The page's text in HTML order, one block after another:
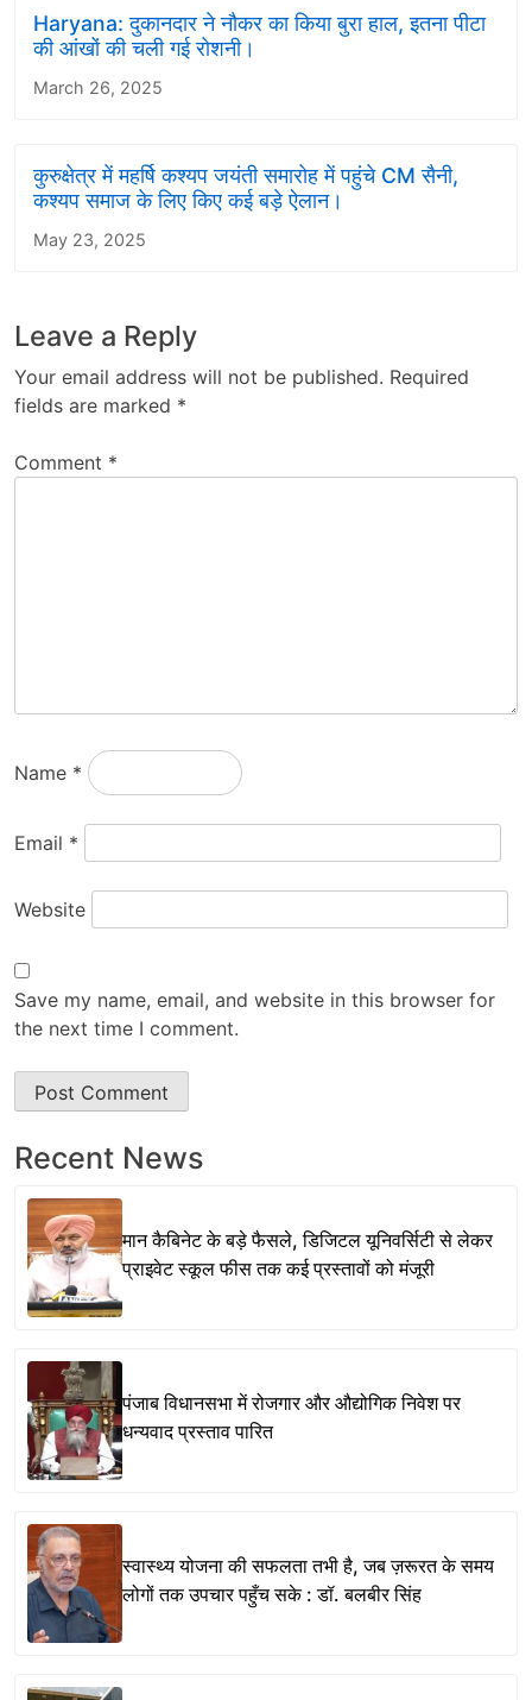
Haryana: दुकानदार ने नौकर का किया बुरा हाल, इतना पीटा
की आंखों की चली गई रोशनी।
March 26, 2025
कुरुक्षेत्र में महर्षि कश्यप जयंती समारोह में पहुंचे CM सैनी,
कश्यप समाज के लिए किए कई बड़े ऐलान।
May 23, 2025
Leave a Reply
Your email address will not be published. Required
fields are marked *
Comment *
Name *
Email *
Website
Save my name, email, and website in this browser for
the next time I comment.
Recent News
मान कैबिनेट के बड़े फैसले, डिजिटल यूनिवर्सिटी से लेकर
प्राइवेट स्कूल फीस तक कई प्रस्तावों को मंजूरी
पंजाब विधानसभा में रोजगार और औद्योगिक निवेश पर
धन्यवाद प्रस्ताव पारित
स्वास्थ्य योजना की सफलता तभी है, जब ज़रूरत के समय
लोगों तक उपचार पहुँच सके : डॉ. बलबीर सिंह